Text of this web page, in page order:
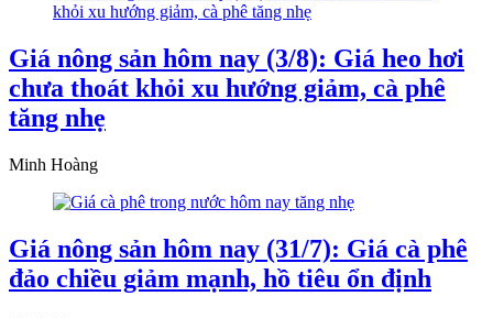
Giá nông sản hôm nay (3/8): Giá heo hơi
chưa thoát khỏi xu hướng giảm, cà phê
tăng nhẹ
Minh Hoàng
Giá nông sản hôm nay (31/7): Giá cà phê
đảo chiều giảm mạnh, hồ tiêu ổn định